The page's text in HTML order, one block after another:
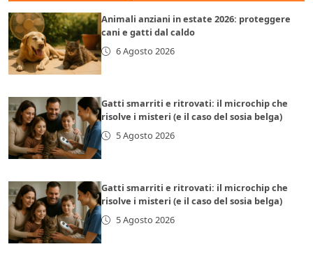
Animali anziani in estate 2026: proteggere
cani e gatti dal caldo
6 Agosto 2026
Gatti smarriti e ritrovati: il microchip che
risolve i misteri (e il caso del sosia belga)
5 Agosto 2026
Gatti smarriti e ritrovati: il microchip che
risolve i misteri (e il caso del sosia belga)
5 Agosto 2026